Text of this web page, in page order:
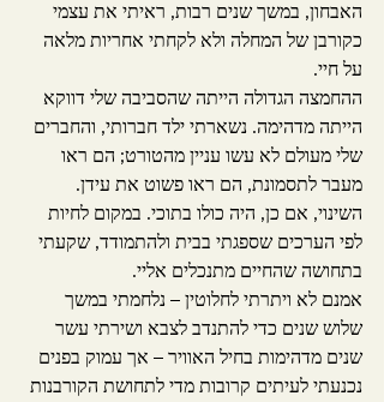
האבחון, במשך שנים רבות, ראיתי את עצמי
כקורבן של המחלה ולא לקחתי אחריות מלאה
על חיי.
ההחמצה הגדולה הייתה שהסביבה שלי דווקא
הייתה מדהימה. נשארתי ילד חברותי, והחברים
שלי מעולם לא עשו עניין מהטורט; הם ראו
מעבר לתסמונת, הם ראו פשוט את עידן.
השינוי, אם כן, היה כולו בתוכי. במקום לחיות
לפי הערכים שספגתי בבית ולהתמודד, שקעתי
בתחושה שהחיים מתנכלים אליי.
אמנם לא ויתרתי לחלוטין – נלחמתי במשך
שלוש שנים כדי להתנדב לצבא ושירתי עשר
שנים מדהימות בחיל האוויר – אך עמוק בפנים
נכנעתי לעיתים קרובות מדי לתחושת הקורבנות